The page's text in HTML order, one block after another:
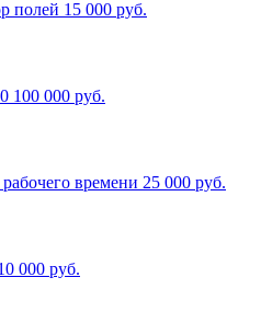
полей 15 000 руб.
100 000 руб.
времени 25 000 руб.
000 руб.